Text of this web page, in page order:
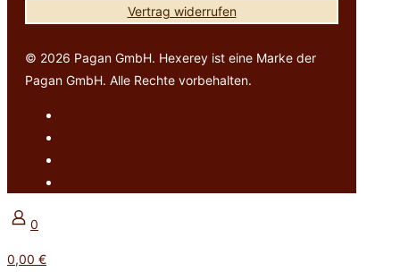
Vertrag widerrufen
© 2026 Pagan GmbH. Hexerey ist eine Marke der
Pagan GmbH. Alle Rechte vorbehalten.
0
0,00 €